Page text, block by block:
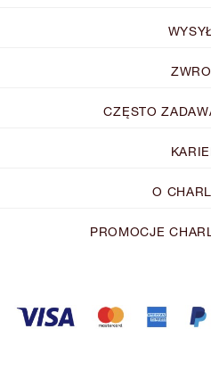
CZĘSTO
O
PROMOCJE